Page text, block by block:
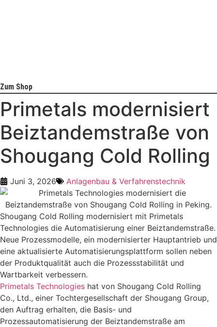
Zum Shop
Primetals modernisiert
Beiztandemstraße von
Shougang Cold Rolling
Juni 3, 2026 Anlagenbau & Verfahrenstechnik
Shougang Cold Rolling modernisiert mit Primetals
Technologies die Automatisierung einer Beiztandemstraße.
Neue Prozessmodelle, ein modernisierter Hauptantrieb und
eine aktualisierte Automatisierungsplattform sollen neben
der Produktqualität auch die Prozessstabilität und
Wartbarkeit verbessern.
Primetals Technologies hat von Shougang Cold Rolling
Co., Ltd., einer Tochtergesellschaft der Shougang Group,
den Auftrag erhalten, die Basis- und
Prozessautomatisierung der Beiztandemstraße am